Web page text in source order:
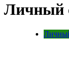
Личный